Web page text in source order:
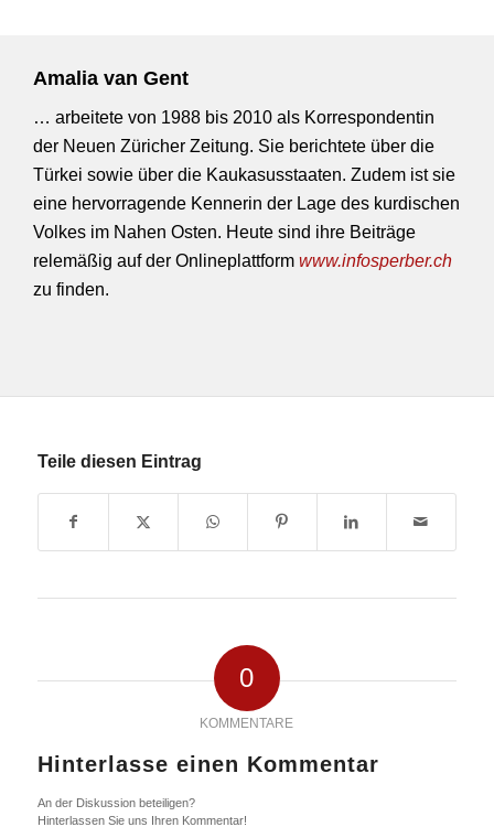
Amalia van Gent
… arbeitete von 1988 bis 2010 als Korrespondentin
der Neuen Züricher Zeitung. Sie berichtete über die
Türkei sowie über die Kaukasusstaaten. Zudem ist sie
eine hervorragende Kennerin der Lage des kurdischen
Volkes im Nahen Osten. Heute sind ihre Beiträge
relemäßig auf der Onlineplattform www.infosperber.ch
zu finden.
Teile diesen Eintrag
0
KOMMENTARE
Hinterlasse einen Kommentar
An der Diskussion beteiligen?
Hinterlassen Sie uns Ihren Kommentar!